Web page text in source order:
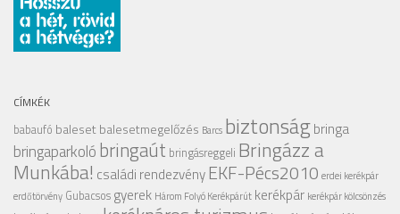
CÍMKÉK
babaufó balesetbalesetmegelőzés Barcs biztonságbringa
bringaparkolóbringaút bringásreggeli Bringázz a
Munkába! családi rendezvényEKF-Pécs2010 erdei kerékpár
erdőtörvény Gubacsos gyerek Három Folyó Kerékpárút kerékpár kerékpár kölcsönzés